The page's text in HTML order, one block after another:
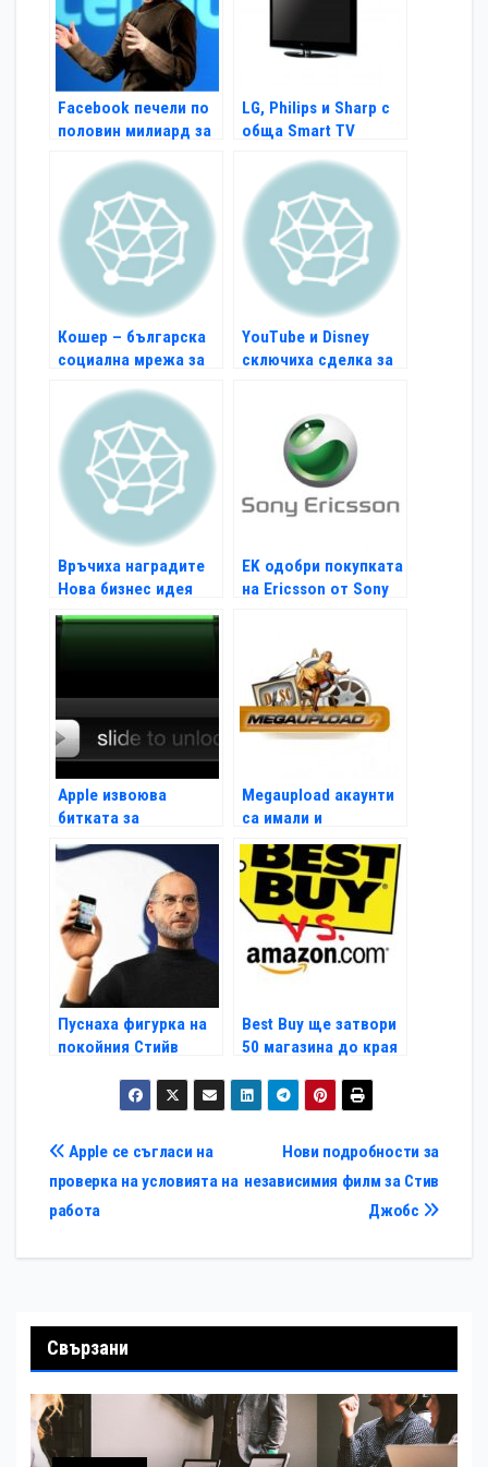
Facebook печели по
половин милиард за
LG, Philips и Sharp с
обща Smart TV
Кошер – българска
социална мрежа за
YouTube и Disney
сключиха сделка за
Връчиха наградите
Нова бизнес идея
EK одобри покупката
на Ericsson от Sony
Apple извоюва
битката за
жестовото
отключване
Megaupload акаунти
са имали и
американски
политици
Пуснаха фигурка на
покойния Стийв
Bеst Buy ще затвори
50 магазина до края
Навигация
Нови подробности за
независимия филм за Стив
Джобс
Apple се съгласи на
проверка на условията на
работа
Свързани